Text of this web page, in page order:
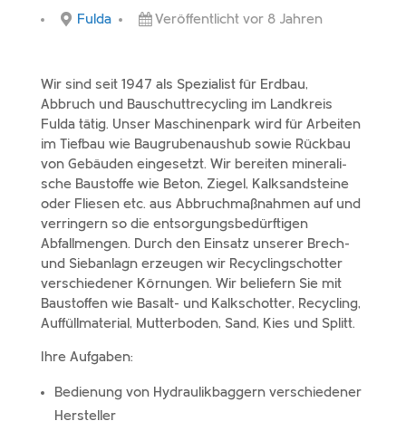
Fulda Veröffentlicht vor 8 Jahren
Wir sind seit 1947 als Spezialist für Erdbau,
Abbruch und Bauschuttrecycling im Landkreis
Fulda tätig. Unser Maschinenpark wird für Arbeiten
im Tiefbau wie Baugrubenaushub sowie Rückbau
von Gebäuden einge­setzt. Wir berei­ten mine­ra­li­
sche Baustoffe wie Beton, Ziegel, Kalksandsteine
oder Fliesen etc. aus Abbruchmaßnahmen auf und
verrin­gern so die entsor­gungs­be­dürf­ti­gen
Abfallmengen. Durch den Einsatz unse­rer Brech-
und Siebanlagn erzeu­gen wir Recyclingschotter
verschie­de­ner Körnungen. Wir belie­fern Sie mit
Baustoffen wie Basalt- und Kalkschotter, Recycling,
Auffüllmaterial, Mutterboden, Sand, Kies und Splitt.
Ihre Aufgaben:
Bedienung von Hydraulikbaggern verschie­de­ner
Hersteller